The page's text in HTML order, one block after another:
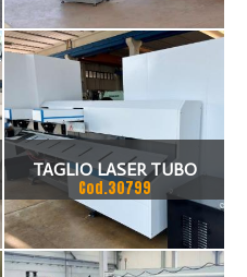
TAGLIO LASER TUBO
SENFENG SF6020T
Cod.30799